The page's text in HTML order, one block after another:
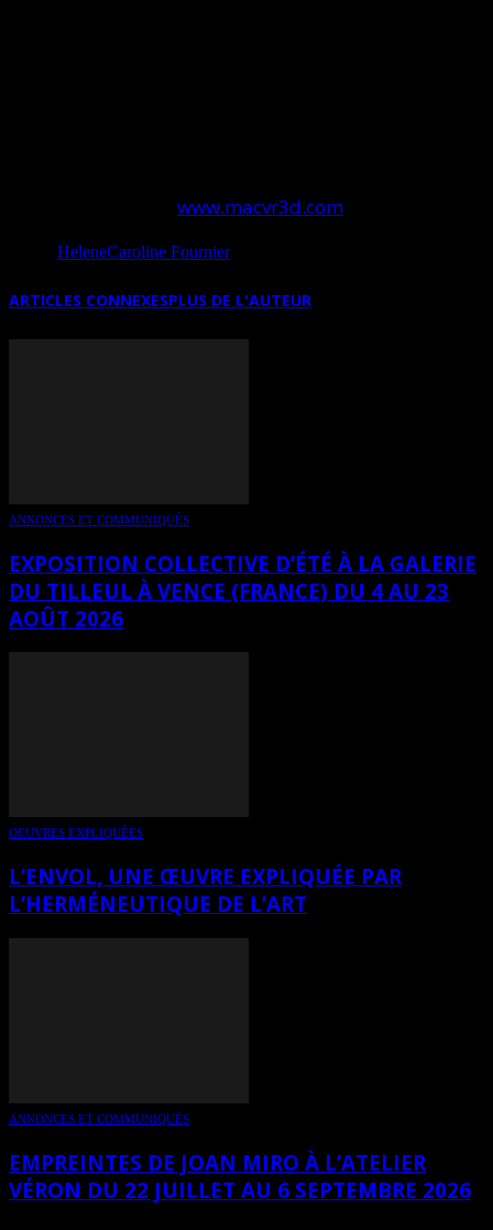
www.macvr3d.com
HeleneCaroline Fournier
ARTICLES CONNEXESPLUS DE L'AUTEUR
ANNONCES ET COMMUNIQUÉS
EXPOSITION COLLECTIVE D’ÉTÉ À LA GALERIE
DU TILLEUL À VENCE (FRANCE) DU 4 AU 23
AOÛT 2026
OEUVRES EXPLIQUÉES
L’ENVOL, UNE ŒUVRE EXPLIQUÉE PAR
L’HERMÉNEUTIQUE DE L’ART
ANNONCES ET COMMUNIQUÉS
EMPREINTES DE JOAN MIRO À L’ATELIER
VÉRON DU 22 JUILLET AU 6 SEPTEMBRE 2026